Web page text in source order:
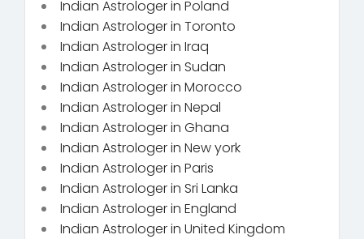
Indian Astrologer in Poland
Indian Astrologer in Toronto
Indian Astrologer in Iraq
Indian Astrologer in Sudan
Indian Astrologer in Morocco
Indian Astrologer in Nepal
Indian Astrologer in Ghana
Indian Astrologer in New york
Indian Astrologer in Paris
Indian Astrologer in Sri Lanka
Indian Astrologer in England
Indian Astrologer in United Kingdom